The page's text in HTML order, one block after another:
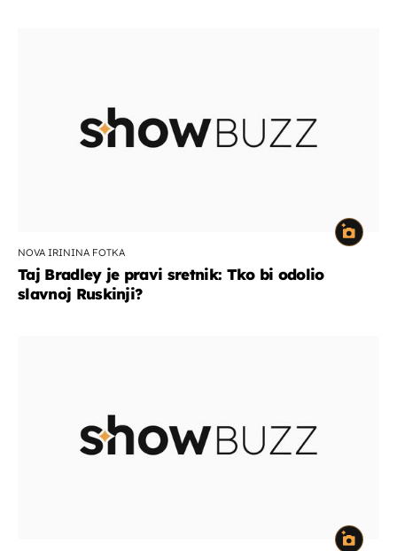
NOVA IRININA FOTKA
Taj Bradley je pravi sretnik: Tko bi odolio
slavnoj Ruskinji?